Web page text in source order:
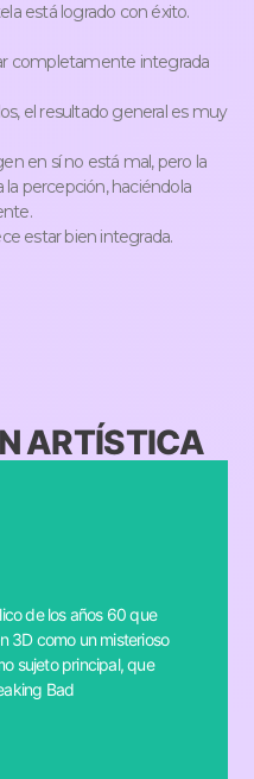
está logrado con éxito.
completamente integrada
el resultado general es muy
en sí no está mal, pero la
percepción, haciéndola
estar bien integrada.
ARTÍSTICA
de los años 60 que
3D como un misterioso
sujeto principal, que
Bad
poster featuring a 3D
technician as the main